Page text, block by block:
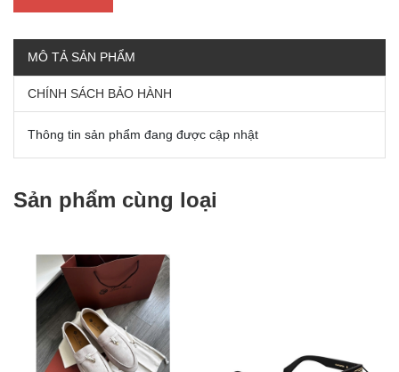
MÔ TẢ SẢN PHẨM
CHÍNH SÁCH BẢO HÀNH
Thông tin sản phẩm đang được cập nhật
Sản phẩm cùng loại